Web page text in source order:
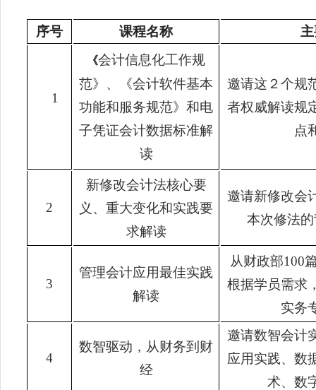
序号 课程名称
1
《会计信息化工作规
范》、《会计软件基本
功能和服务规范》和电
子凭证会计数据标准解
读
邀请这２个规
者权威解读规
点
2
新修改会计法核心要
义、重大变化和实践要
求解读
邀请新修改会
本次修法
3
管理会计应用最佳实践
解读
从财政部100
根据学员需求
实务
4
数智驱动，从财务到财
经
邀请数智会计
应用实践、数
术、数